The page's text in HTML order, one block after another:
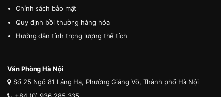
Chính sách bảo mật
Quy định bồi thường hàng hóa
Hướng dẫn tính trọng lượng thể tích
Văn Phòng Hà Nội
Số 25 Ngõ 81 Láng Hạ, Phường Giảng Võ, Thành phố Hà Nội